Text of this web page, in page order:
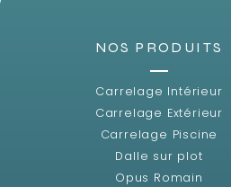
NOS PRODUITS
Carrelage Intérieur
Carrelage Extérieur
Carrelage Piscine
Dalle sur plot
Opus Romain